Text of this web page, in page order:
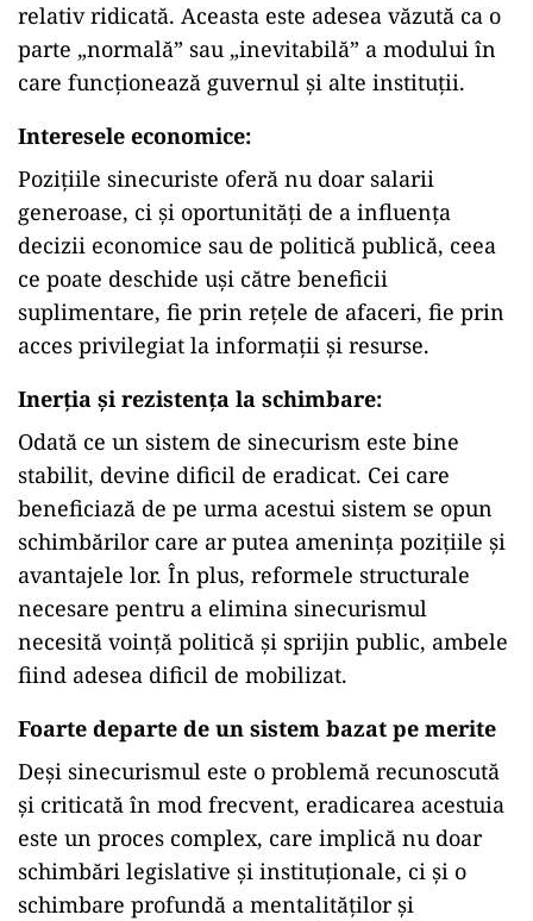
relativ ridicată. Aceasta este adesea văzută ca o
parte „normală” sau „inevitabilă” a modului în
care funcționează guvernul și alte instituții.
Interesele economice:
Pozițiile sinecuriste oferă nu doar salarii
generoase, ci și oportunități de a influența
decizii economice sau de politică publică, ceea
ce poate deschide uși către beneficii
suplimentare, fie prin rețele de afaceri, fie prin
acces privilegiat la informații și resurse.
Inerția și rezistența la schimbare:
Odată ce un sistem de sinecurism este bine
stabilit, devine dificil de eradicat. Cei care
beneficiază de pe urma acestui sistem se opun
schimbărilor care ar putea amenința pozițiile și
avantajele lor. În plus, reformele structurale
necesare pentru a elimina sinecurismul
necesită voință politică și sprijin public, ambele
fiind adesea dificil de mobilizat.
Foarte departe de un sistem bazat pe merite
Deși sinecurismul este o problemă recunoscută
și criticată în mod frecvent, eradicarea acestuia
este un proces complex, care implică nu doar
schimbări legislative și instituționale, ci și o
schimbare profundă a mentalităților și